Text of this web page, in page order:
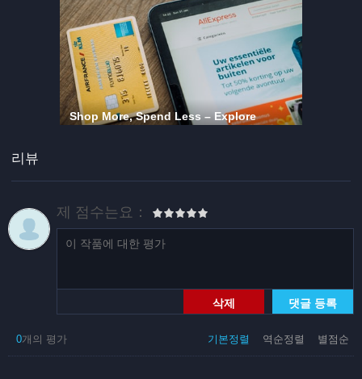
리뷰
제 점수는요：
삭제 댓글 등록
기본정렬 역순정렬 별점순
0개의 평가